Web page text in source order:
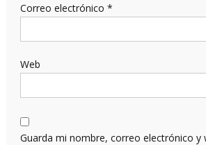
Correo electrónico *
Web
Guarda mi nombre, correo electrónico y